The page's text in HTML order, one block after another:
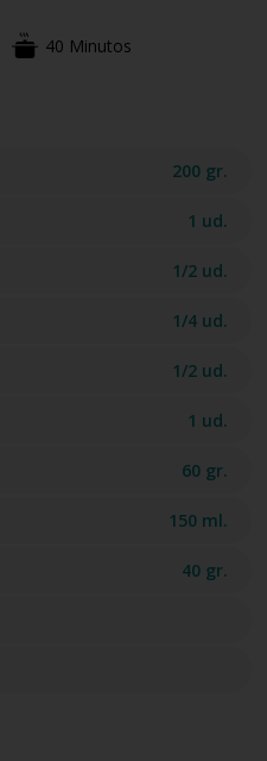
40 Minutos
200 gr.
1 ud.
1/2 ud.
1/4 ud.
1/2 ud.
1 ud.
60 gr.
150 ml.
40 gr.